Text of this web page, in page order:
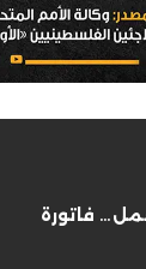
فاتورة